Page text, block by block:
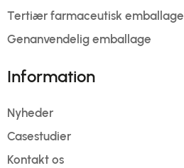
Tertiær farmaceutisk emballage
Genanvendelig emballage
Information
Nyheder
Casestudier
Kontakt os